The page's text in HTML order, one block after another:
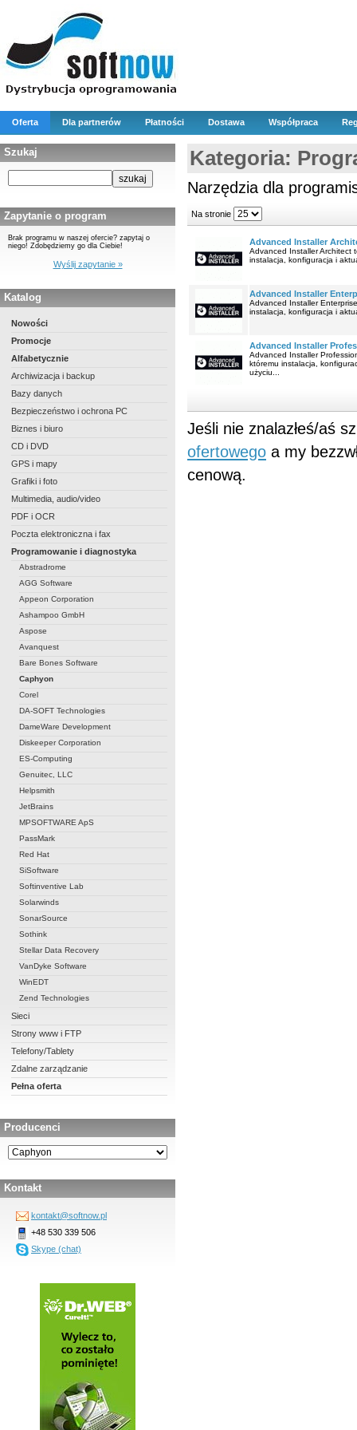
Oferta Dla partnerów Płatności Dostawa Współpraca
Szukaj
Zapytanie o program
Brak programu w naszej ofercie? zapytaj o
niego! Zdobędziemy go dla Ciebie!
Wyślij zapytanie »
Katalog
Nowości
Promocje
Alfabetycznie
Archiwizacja i backup
Bazy danych
Bezpieczeństwo i ochrona PC
Biznes i biuro
CD i DVD
GPS i mapy
Grafiki i foto
Multimedia, audio/video
PDF i OCR
Poczta elektroniczna i fax
Programowanie i diagnostyka
Abstradrome
AGG Software
Appeon Corporation
Ashampoo GmbH
Aspose
Avanquest
Bare Bones Software
Caphyon
Corel
DA-SOFT Technologies
DameWare Development
Diskeeper Corporation
ES-Computing
Genuitec, LLC
Helpsmith
JetBrains
MPSOFTWARE ApS
PassMark
Red Hat
SiSoftware
Softinventive Lab
Solarwinds
SonarSource
Sothink
Stellar Data Recovery
VanDyke Software
WinEDT
Zend Technologies
Sieci
Strony www i FTP
Telefony/Tablety
Zdalne zarządzanie
Pełna oferta
Producenci
Kontakt
kontakt@softnow.pl
+48 530 339 506
Skype (chat)
Kategoria:
Narzędzia dla
Na stronie
Advanced Installer
Advanced Installer Architect
instalacja, konfiguracja i
Advanced Installer
Advanced Installer
instalacja, konfiguracja i
Advanced Installer
Advanced Installer
któremu instalacja,
użyciu...
Jeśli nie znalazłeś/aś
ofertowego a my
cenową.